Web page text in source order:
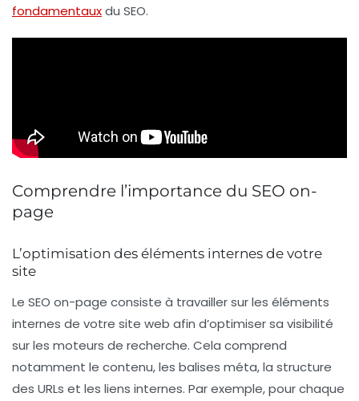
fondamentauxdu SEO.
Comprendre l’importance du SEO on-
page
L’optimisation des éléments internes de votre
site
Le SEO on-page consiste à travailler sur les éléments
internes de votre site web afin d’optimiser sa visibilité
sur les moteurs de recherche. Cela comprend
notamment le contenu, les balises méta, la structure
des URLs et les liens internes. Par exemple, pour chaque